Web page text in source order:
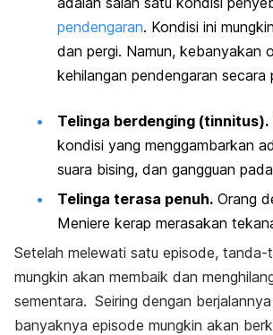
pendengaran. Kondisi ini
dan pergi. Namun, kebanyakan
kehilangan pendengaran secara
Telinga berdenging (tinnitus).
kondisi yang menggambarkan
suara bising, dan gangguan
Telinga terasa penuh. Orang
Meniere kerap merasakan
Setelah melewati satu episode, tanda-
mungkin akan membaik dan
sementara. Seiring dengan
banyaknya episode mungkin akan